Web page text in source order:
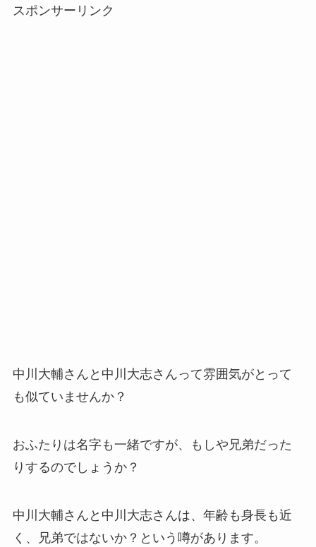
スポンサーリンク
中川大輔さんと中川大志さんって雰囲気がとって
も似ていませんか？
おふたりは名字も一緒ですが、もしや兄弟だった
りするのでしょうか？
中川大輔さんと中川大志さんは、年齢も身長も近
く、兄弟ではないか？という噂があります。